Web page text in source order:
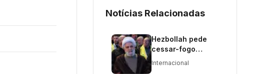
Notícias Relacionadas
Hezbollah pede
cessar-fogo
global e rejeita
Internacional